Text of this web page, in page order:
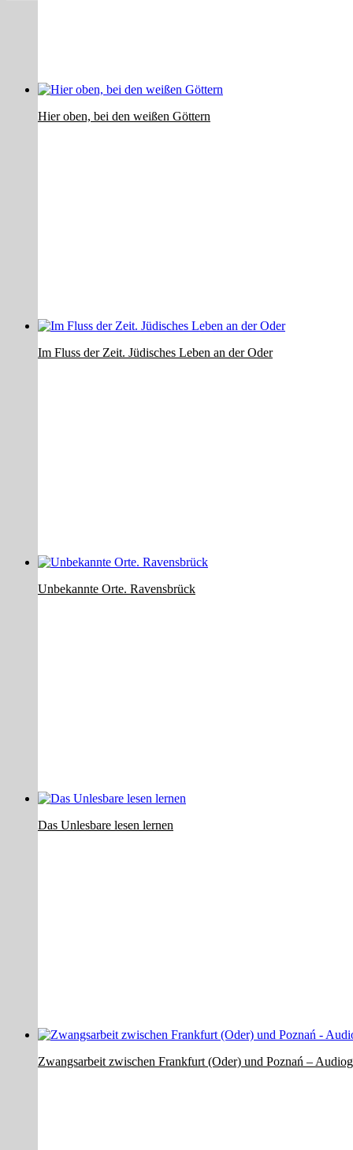
Hier oben, bei den weißen Göttern
Im Fluss der Zeit. Jüdisches Leben an der Oder
Unbekannte Orte. Ravensbrück
Das Unlesbare lesen lernen
Zwangsarbeit zwischen Frankfurt (Oder) und Poznań –